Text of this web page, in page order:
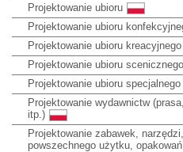
Projektowanie ubioru
Projektowanie ubioru
Projektowanie ubioru
Projektowanie ubioru
Projektowanie ubioru
Projektowanie wydawnictw
itp.)
Projektowanie zabawek,
powszechnego użytku, opakowań